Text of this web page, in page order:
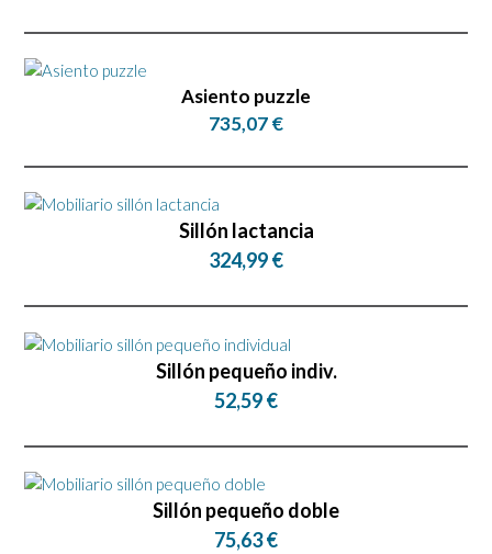
Asiento puzzle
735,07 €
Sillón lactancia
324,99 €
Sillón pequeño indiv.
52,59 €
Sillón pequeño doble
75,63 €